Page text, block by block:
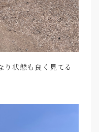
り状態も良く見てる